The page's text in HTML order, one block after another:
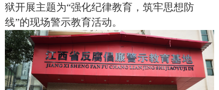
狱开展主题为“强化纪律教育，筑牢思想防
线”的现场警示教育活动。